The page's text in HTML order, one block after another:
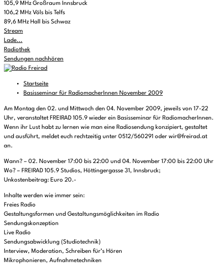
105,9 MHz Großraum Innsbruck
106,2 MHz Völs bis Telfs
89,6 MHz Hall bis Schwaz
Stream
Lade...
Radiothek
Sendungen nachhören
Startseite
Basisseminar für RadiomacherInnen November 2009
Am Montag den 02. und Mittwoch den 04. November 2009, jeweils von 17-22
Uhr, veranstaltet FREIRAD 105.9 wieder ein Basisseminar für RadiomacherInnen.
Wenn ihr Lust habt zu lernen wie man eine Radiosendung konzipiert, gestaltet
und ausführt, meldet euch rechtzeitig unter 0512/560291 oder wir@freirad.at
an.
Wann? – 02. November 17:00 bis 22:00 und 04. November 17:00 bis 22:00 Uhr
Wo? – FREIRAD 105.9 Studios, Höttingergasse 31, Innsbruck;
Unkostenbeitrag: Euro 20.-
Inhalte werden wie immer sein:
Freies Radio
Gestaltungsformen und Gestaltungsmöglichkeiten im Radio
Sendungskonzeption
Live Radio
Sendungsabwicklung (Studiotechnik)
Interview, Moderation, Schreiben für’s Hören
Mikrophonieren, Aufnahmetechniken